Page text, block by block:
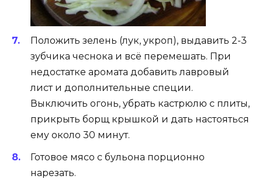
Положить зелень (лук, укроп), выдавить 2-3
зубчика чеснока и всё перемешать. При
недостатке аромата добавить лавровый
лист и дополнительные специи.
Выключить огонь, убрать кастрюлю с плиты,
прикрыть борщ крышкой и дать настояться
ему около 30 минут.
Готовое мясо с бульона порционно
нарезать.